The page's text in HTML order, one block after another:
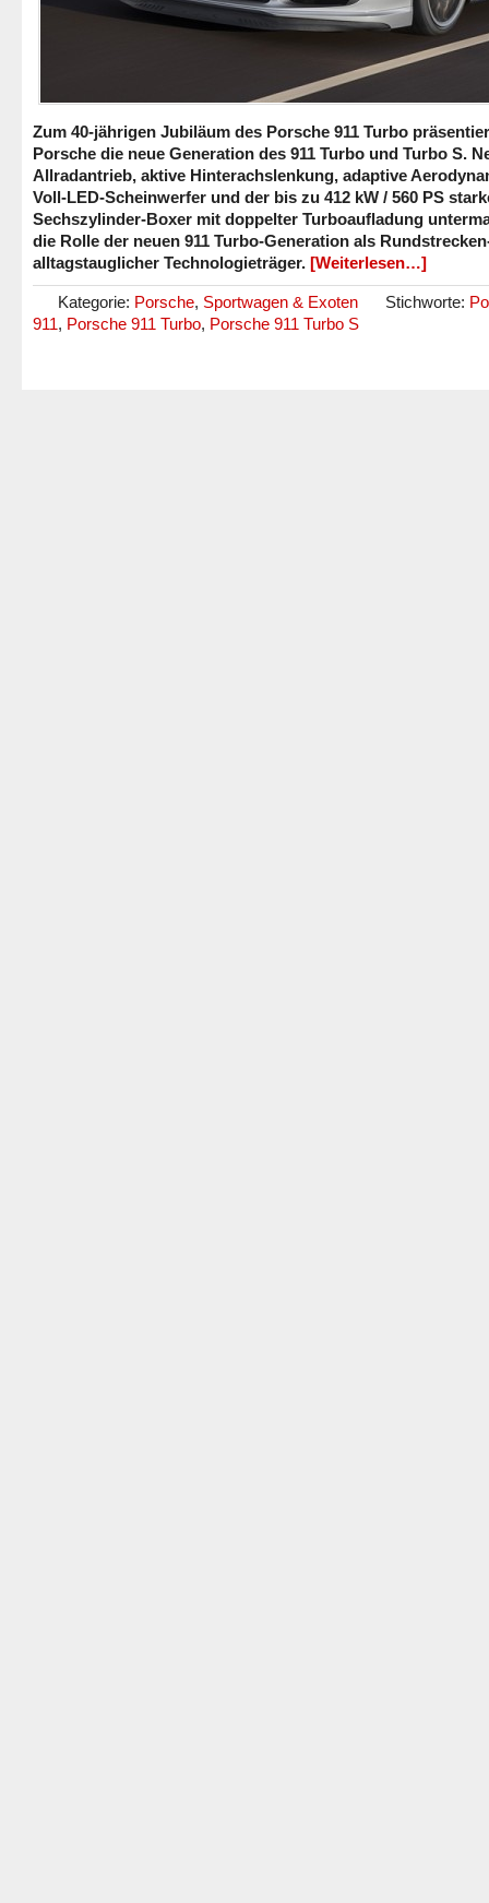
Zum 40-jährigen Jubiläum des Porsche 911 Turbo
Porsche die neue Generation des 911 Turbo und Turbo S.
Allradantrieb, aktive Hinterachslenkung, adaptive
Voll-LED-Scheinwerfer und der bis zu 412 kW / 560 PS
Sechszylinder-Boxer mit doppelter Turboaufladung
die Rolle der neuen 911 Turbo-Generation als
alltagstauglicher Technologieträger. [Weiterlesen…]
Kategorie: Porsche, Sportwagen & Exoten Stichworte:
911, Porsche 911 Turbo, Porsche 911 Turbo S